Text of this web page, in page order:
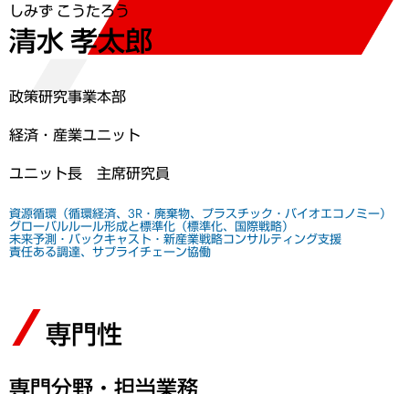
しみず こうたろう
清水 孝太郎
政策研究事業本部
経済・産業ユニット
ユニット長 主席研究員
資源循環（循環経済、3R・廃棄物、プラスチック・バイオエコノミー）
グローバルルール形成と標準化（標準化、国際戦略）
未来予測・バックキャスト・新産業戦略コンサルティング支援
責任ある調達、サプライチェーン協働
専門性
専門分野・担当業務